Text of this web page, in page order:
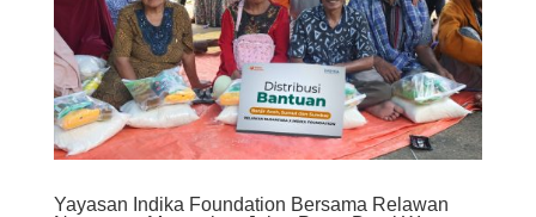
Yayasan Indika Foundation Bersama Relawan